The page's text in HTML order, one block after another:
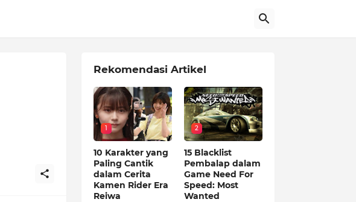
Rekomendasi Artikel
1
10 Karakter yang
Paling Cantik
dalam Cerita
Kamen Rider Era
Reiwa
2
15 Blacklist
Pembalap dalam
Game Need For
Speed: Most
Wanted